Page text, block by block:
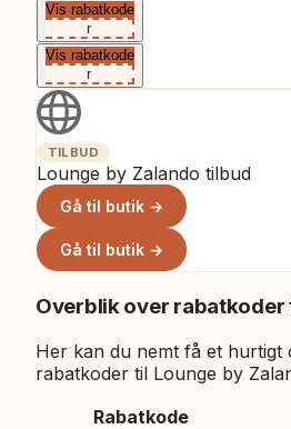
Vis rabatkode
r
Vis rabatkode
r
TILBUD
Lounge by Zalando tilbud
Gå til butik →
Gå til butik →
Overblik over rabatkoder
Her kan du nemt få et hurtigt
rabatkoder til Lounge by
Rabatkode